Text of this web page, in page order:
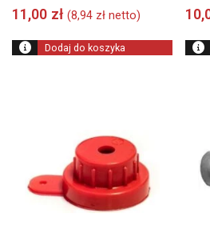
11,00 zł (8,94 zł netto)
Dodaj do koszyka